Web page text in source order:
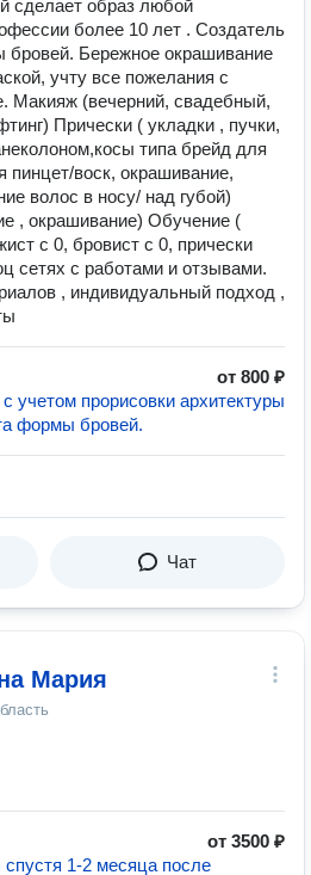
сделает образ любой
более 10 лет . Создатель
бровей. Бережное окрашивание
учту все пожелания с
Макияж (вечерний, свадебный,
Прически ( укладки , пучки,
типа брейд для
пинцет/воск, окрашивание,
волос в носу/ над губой)
, окрашивание) Обучение (
с 0, бровист с 0, прически
сетях с работами и отзывами.
, индивидуальный подход ,
от 800 ₽
учетом прорисовки архитектуры
формы бровей.
Чат
Мария
от 3500 ₽
1-2 месяца после